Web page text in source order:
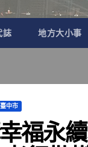
誌 地方大小事
臺中市
福永